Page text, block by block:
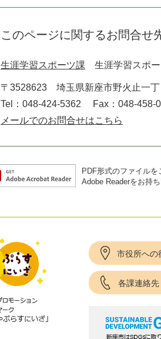
このページに関するお問合せ
生涯学習スポーツ課 生涯学習スポ
〒3528623
埼玉県新座市野火止一
Tel：048-424-5362
Fax：048-458-
メールでのお問合せはこちら
PDF形式のファイルを
Adobe Readerをお持
市役所への
各課連絡先